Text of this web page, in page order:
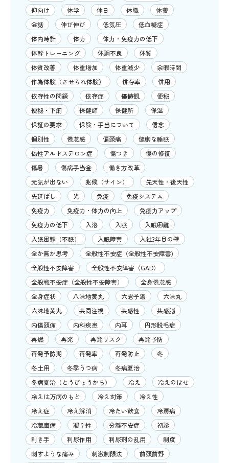
仰向け 休学 休日 休職
休養
会話
伸び伸び 低気圧
低血糖症
体内時計
体力
体力・免疫力の低下
体幹トレーニング
体調不良
体質
体質改善
体重増加 体重減少
余暇時間
作為体験（させられ体験）
併存率
併用
依存性の問題
依存症 価値観
便秘
便秘・下痢
保健師 保健所
保湿
保証の要求
保険・手当について
信念
個別性
倦怠感 偏頭痛
健康な睡眠
偽性アルドステロン症
傷つき
傷の修復
傷暑
傷病手当金
働き方改革
元気が出ない
兆候（サイン）
先天性・後天性
先延ばし
光 免疫
免疫システム
免疫力
免疫力・体力の向上
免疫力アップ
免疫力の低下
入浴 入眠
入眠困難
入眠困難（不眠）
入眠障害
入社3年目の壁
全か無か思考
全般性不安症（全般性不安障害)
全般性不安障害
全般性不安障害（GAD）
全般戦不安症（全般性不安障害）
全身倦怠感
全身症状
八味地黄丸 六君子湯
六味丸
六味地黄丸
共同注視 共感性
共感脳
内傷頭痛
内科疾患 内耳
円形脱毛症
再燃
再発 再発リスク
再発予防
再発予防期
再発率 再発防止
冬
冬土用
冬季うつ病
冬病夏治
冬病夏治（とうびょうかち）
冷え
冷えのぼせ
冷えは万病のもと
冷え対策
冷え性
冷え症
冷え解消 冷たい飲食
冷房病
冷蔵庫病
凝り性 分離不安症
初診
利き手
利尿作用 利尿剤の乱用
制度
刺すような痛み
刺激制限法
前頭前野